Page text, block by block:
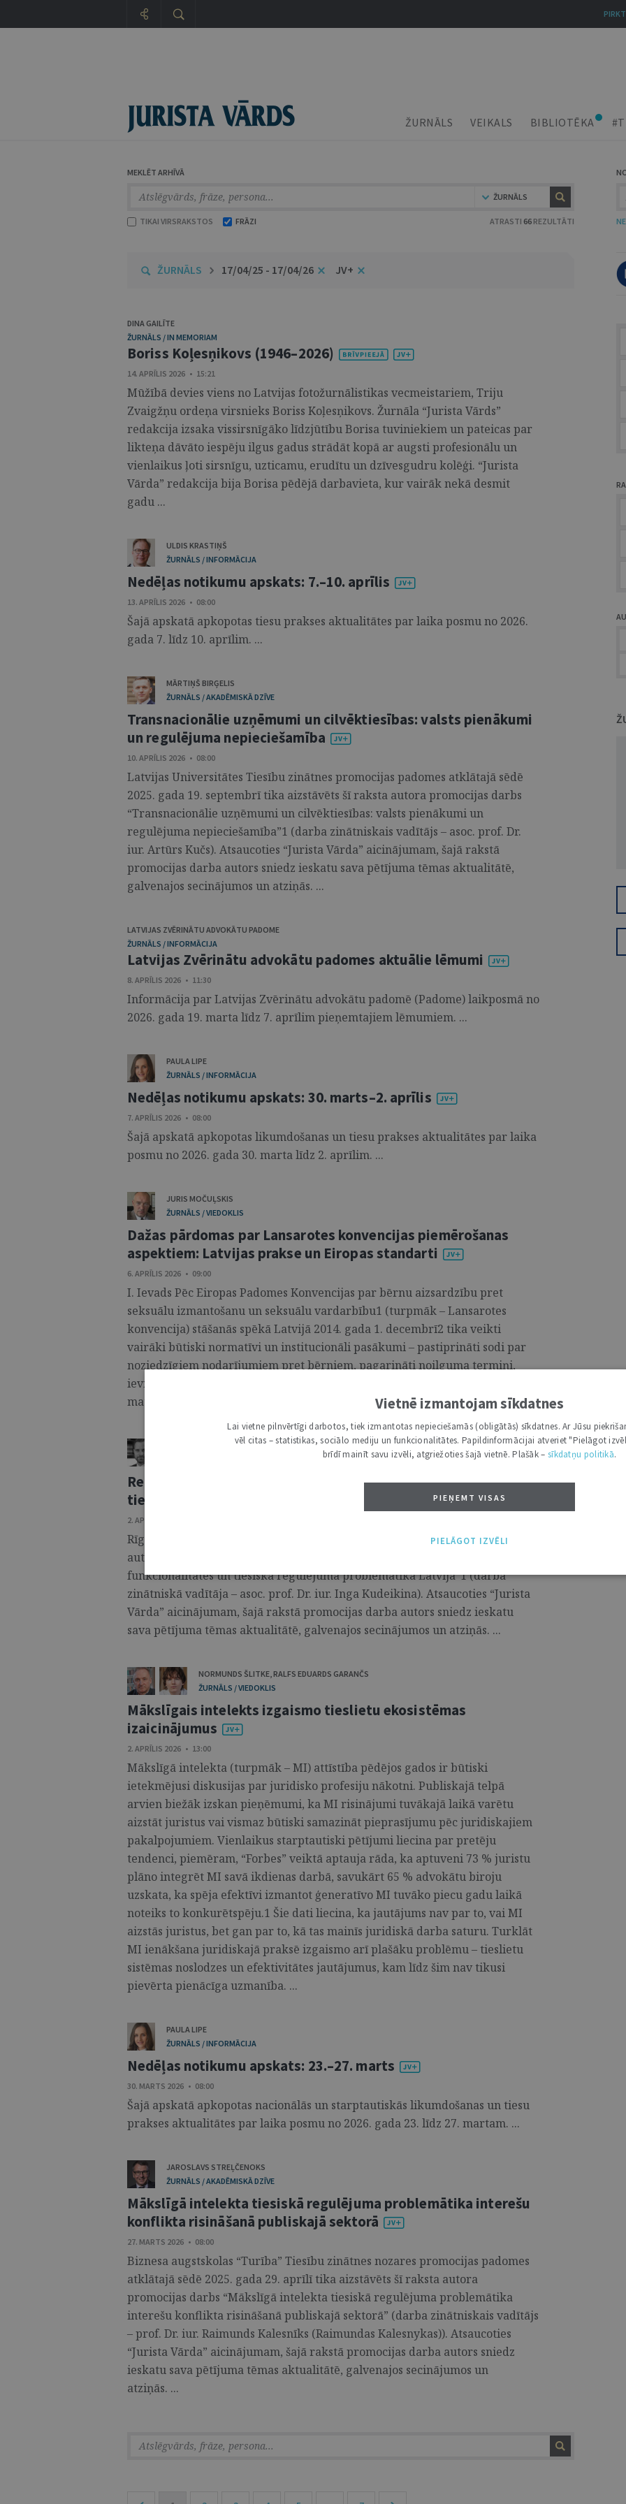
ŽURNĀLS VEIKALS BIBLIOTĒKA
MEKLĒT ARHĪVĀ
ŽURNĀLS
TIKAI VIRSRAKSTOS FRĀZI ATRASTI 66 REZULTĀTI
ŽURNĀLS 17/04/25 - 17/04/26 JV+
DINA GAILĪTE
ŽURNĀLS / IN MEMORIAM
Boriss Koļesņikovs (1946–2026)
14. APRĪLIS 2026 • 15:21
Mūžībā devies viens no Latvijas fotožurnālistikas vecmeistariem, Triju
Zvaigžņu ordeņa virsnieks Boriss Koļesņikovs. Žurnāla “Jurista Vārds”
redakcija izsaka vissirsnīgāko līdzjūtību Borisa tuviniekiem un pateicas par
likteņa dāvāto iespēju ilgus gadus strādāt kopā ar augsti profesionālu un
vienlaikus ļoti sirsnīgu, uzticamu, erudītu un dzīvesgudru kolēģi. “Jurista
Vārda” redakcija bija Borisa pēdējā darbavieta, kur vairāk nekā desmit
gadu ...
ULDIS KRASTIŅŠ
ŽURNĀLS / INFORMĀCIJA
Nedēļas notikumu apskats: 7.–10. aprīlis
13. APRĪLIS 2026 • 08:00
Šajā apskatā apkopotas tiesu prakses aktualitātes par laika posmu no 2026.
gada 7. līdz 10. aprīlim. ...
MĀRTIŅŠ BIRĢELIS
ŽURNĀLS / AKADĒMISKĀ DZĪVE
Transnacionālie uzņēmumi un cilvēktiesības: valsts pienākumi
un regulējuma nepieciešamība
10. APRĪLIS 2026 • 08:00
Latvijas Universitātes Tiesību zinātnes promocijas padomes atklātajā sēdē
2025. gada 19. septembrī tika aizstāvēts šī raksta autora promocijas darbs
“Transnacionālie uzņēmumi un cilvēktiesības: valsts pienākumi un
regulējuma nepieciešamība”1 (darba zinātniskais vadītājs – asoc. prof. Dr.
iur. Artūrs Kučs). Atsaucoties “Jurista Vārda” aicinājumam, šajā rakstā
promocijas darba autors sniedz ieskatu sava pētījuma tēmas aktualitātē,
galvenajos secinājumos un atziņās. ...
LATVIJAS ZVĒRINĀTU ADVOKĀTU PADOME
ŽURNĀLS / INFORMĀCIJA
Latvijas Zvērinātu advokātu padomes aktuālie lēmumi
8. APRĪLIS 2026 • 11:30
Informācija par Latvijas Zvērinātu advokātu padomē (Padome) laikposmā no
2026. gada 19. marta līdz 7. aprīlim pieņemtajiem lēmumiem. ...
PAULA LIPE
ŽURNĀLS / INFORMĀCIJA
Nedēļas notikumu apskats: 30. marts–2. aprīlis
7. APRĪLIS 2026 • 08:00
Šajā apskatā apkopotas likumdošanas un tiesu prakses aktualitātes par laika
posmu no 2026. gada 30. marta līdz 2. aprīlim. ...
JURIS MOČUĻSKIS
ŽURNĀLS / VIEDOKLIS
Dažas pārdomas par Lansarotes konvencijas piemērošanas
aspektiem: Latvijas prakse un Eiropas standarti
6. APRĪLIS 2026 • 09:00
I. Ievads Pēc Eiropas Padomes Konvencijas par bērnu aizsardzību pret
seksuālu izmantošanu un seksuālu vardarbību1 (turpmāk – Lansarotes
konvencija) stāšanās spēkā Latvijā 2014. gada 1. decembrī2 tika veikti
vairāki būtiski normatīvi un institucionāli pasākumi – pastiprināti sodi par
noziedzīgiem nodarījumiem pret bērniem, pagarināti noilguma termiņi,
ieviesta obligāta probācijas uzraudzība, kriminalizēta intīma rakstura
materiālu izplatīšana ...
Reiderisma fenomena transformēšanās, tā funkcionalitātes un
tiesiskā regulējuma problemātika Latvijā
2. APRĪLIS 2026 • 14:00
Rīgas Stradiņa universitātē 2025. gada 27. maijā tika aizstāvēts šī raksta
autora promocijas darbs “Reiderisma fenomena transformēšanās, tā
funkcionalitātes un tiesiskā regulējuma problemātika Latvijā”1 (darba
zinātniskā vadītāja – asoc. prof. Dr. iur. Inga Kudeikina). Atsaucoties “Jurista
Vārda” aicinājumam, šajā rakstā promocijas darba autors sniedz ieskatu
sava pētījuma tēmas aktualitātē, galvenajos secinājumos un atziņās. ...
NORMUNDS ŠLITKE,RALFS EDUARDS GARANČS
ŽURNĀLS / VIEDOKLIS
Mākslīgais intelekts izgaismo tieslietu ekosistēmas
izaicinājumus
2. APRĪLIS 2026 • 13:00
Mākslīgā intelekta (turpmāk – MI) attīstība pēdējos gados ir būtiski
ietekmējusi diskusijas par juridisko profesiju nākotni. Publiskajā telpā
arvien biežāk izskan pieņēmumi, ka MI risinājumi tuvākajā laikā varētu
aizstāt juristus vai vismaz būtiski samazināt pieprasījumu pēc juridiskajiem
pakalpojumiem. Vienlaikus starptautiski pētījumi liecina par pretēju
tendenci, piemēram, “Forbes” veiktā aptauja rāda, ka aptuveni 73 % juristu
plāno integrēt MI savā ikdienas darbā, savukārt 65 % advokātu biroju
uzskata, ka spēja efektīvi izmantot ģeneratīvo MI tuvāko piecu gadu laikā
noteiks to konkurētspēju.1 Šie dati liecina, ka jautājums nav par to, vai MI
aizstās juristus, bet gan par to, kā tas mainīs juridiskā darba saturu. Turklāt
MI ienākšana juridiskajā praksē izgaismo arī plašāku problēmu – tieslietu
sistēmas noslodzes un efektivitātes jautājumus, kam līdz šim nav tikusi
pievērta pienācīga uzmanība. ...
PAULA LIPE
ŽURNĀLS / INFORMĀCIJA
Nedēļas notikumu apskats: 23.–27. marts
30. MARTS 2026 • 08:00
Šajā apskatā apkopotas nacionālās un starptautiskās likumdošanas un tiesu
prakses aktualitātes par laika posmu no 2026. gada 23. līdz 27. martam. ...
JAROSLAVS STREĻČENOKS
ŽURNĀLS / AKADĒMISKĀ DZĪVE
Mākslīgā intelekta tiesiskā regulējuma problemātika interešu
konflikta risināšanā publiskajā sektorā
27. MARTS 2026 • 08:00
Biznesa augstskolas “Turība” Tiesību zinātnes nozares promocijas padomes
atklātajā sēdē 2025. gada 29. aprīlī tika aizstāvēts šī raksta autora
promocijas darbs “Mākslīgā intelekta tiesiskā regulējuma problemātika
interešu konflikta risināšanā publiskajā sektorā” (darba zinātniskais vadītājs
– prof. Dr. iur. Raimunds Kalesnīks (Raimundas Kalesnykas)). Atsaucoties
“Jurista Vārda” aicinājumam, šajā rakstā promocijas darba autors sniedz
ieskatu sava pētījuma tēmas aktualitātē, galvenajos secinājumos un
atziņās. ...
PIRKT
Vietnē izmantojam sīkdatnes
Lai vietne pilnvērtīgi darbotos, tiek izmantotas nepieciešamās (obligātās) sīkdatnes. Ar Jūsu
vēl citas – statistikas, sociālo mediju un funkcionalitātes. Papildinformācijai atveriet "Pielāgot
brīdī mainīt savu izvēli, atgriežoties šajā vietnē. Plašāk – sīkdatņu politikā.
PIEŅEMT VISAS
PIELĀGOT IZVĒLI